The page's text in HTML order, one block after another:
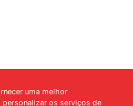
uma melhor
personalizar os serviços de